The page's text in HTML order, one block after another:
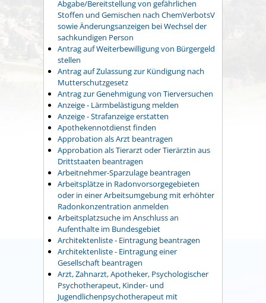
Abgabe/Bereitstellung von gefährlichen
Stoffen und Gemischen nach ChemVerbotsV
sowie Änderungsanzeigen bei Wechsel der
sachkundigen Person
Antrag auf Weiterbewilligung von Bürgergeld
stellen
Antrag auf Zulassung zur Kündigung nach
Mutterschutzgesetz
Antrag zur Genehmigung von Tierversuchen
Anzeige - Lärmbelästigung melden
Anzeige - Strafanzeige erstatten
Apothekennotdienst finden
Approbation als Arzt beantragen
Approbation als Tierarzt oder Tierärztin aus
Drittstaaten beantragen
Arbeitnehmer-Sparzulage beantragen
Arbeitsplätze in Radonvorsorgegebieten
oder in einer Arbeitsumgebung mit erhöhter
Radonkonzentration anmelden
Arbeitsplatzsuche im Anschluss an
Aufenthalte im Bundesgebiet
Architektenliste - Eintragung beantragen
Architektenliste - Eintragung einer
Gesellschaft beantragen
Arzt, Zahnarzt, Apotheker, Psychologischer
Psychotherapeut, Kinder- und
Jugendlichenpsychotherapeut mit